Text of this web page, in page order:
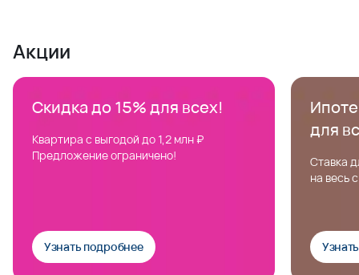
Акции
Скидка до 15% для всех!
Квартира с выгодой до 1,2 млн ₽
Предложение ограничено!
Узнать подробнее
для
Ставка
на весь